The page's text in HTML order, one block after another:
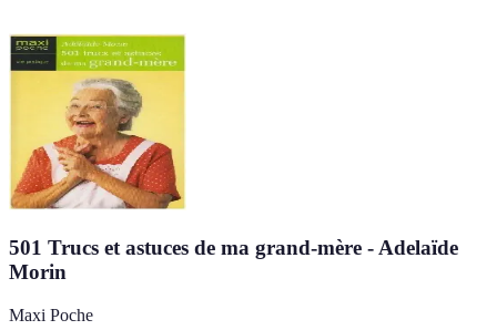
501 Trucs et astuces de ma grand-mère - Adelaïde
Morin
Maxi Poche